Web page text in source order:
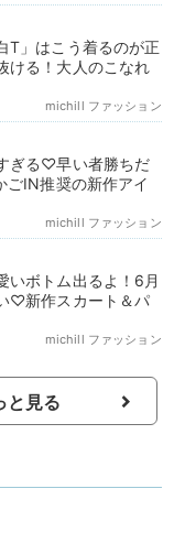
T」はこう着るのが正
ける！大人のこなれ
michill ファッション
ぎる♡早い者勝ちだ
IN推奨の新作アイ
michill ファッション
いボトム出るよ！6月
♡新作スカート＆パ
michill ファッション
と見る